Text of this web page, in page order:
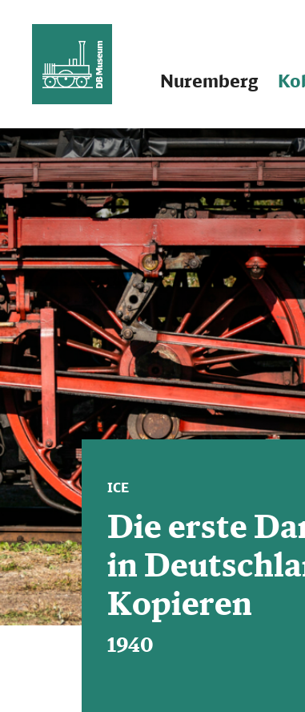
Nuremberg
ICE
Die erste
in
Kopieren
1940